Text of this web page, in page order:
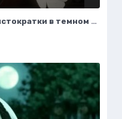
Неогothic элегия: портрет аристократки в темном величии библиотеки. Картинка из нейронной сети Миджорни